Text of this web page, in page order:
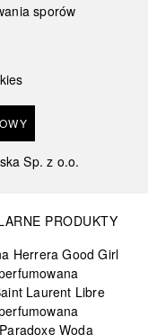
sporów
Sp. z o.o.
PRODUKTY
Herrera Good Girl
Laurent Libre
Woda